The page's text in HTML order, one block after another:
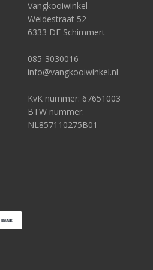
Vangkooiwinkel
Weidestraat 52
6333 DE Schimmert
085-3030016
info@vangkooiwinkel.nl
KvK nummer: 67651003
BTW nummer:
NL857110275B01